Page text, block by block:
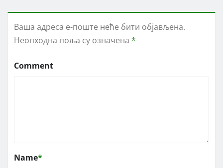
Ваша адреса е-поште неће бити објављена.
Неопходна поља су означена *
Comment
Name*